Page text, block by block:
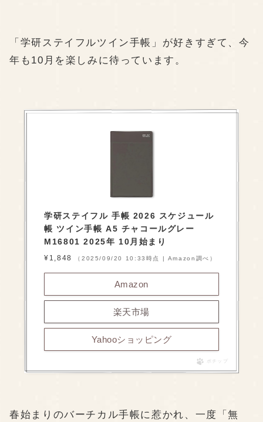
「学研ステイフルツイン手帳」が好きすぎて、今
年も10月を楽しみに待っています。
学研ステイフル 手帳 2026 スケジュール
帳 ツイン手帳 A5 チャコールグレー
M16801 2025年 10月始まり
¥1,848 （2025/09/20 10:33時点 | Amazon調べ）
Amazon
楽天市場
Yahooショッピング
ポチップ
春始まりのバーチカル手帳に惹かれ、一度「無